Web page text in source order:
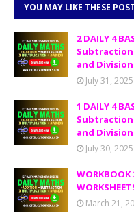
YOU MAY LIKE THESE
2 DAILY 4
Subtraction
and
July 31, 2025
1 DAILY 4
Subtraction
and
July 30, 2025
WORKBOOK
March 21,